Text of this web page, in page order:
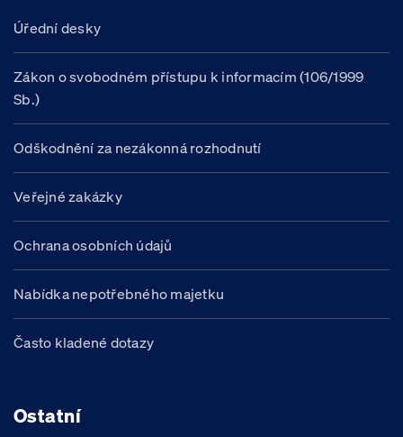
Úřední desky
Zákon o svobodném přístupu k informacím (106/1999
Sb.)
Odškodnění za nezákonná rozhodnutí
Veřejné zakázky
Ochrana osobních údajů
Nabídka nepotřebného majetku
Často kladené dotazy
Ostatní